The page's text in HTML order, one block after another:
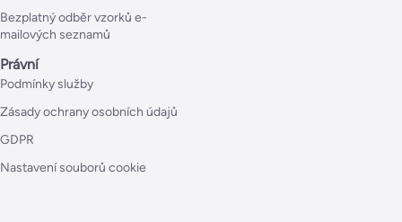
Bezplatný odběr vzorků e-
mailových seznamů
Právní
Podmínky služby
Zásady ochrany osobních údajů
GDPR
Nastavení souborů cookie